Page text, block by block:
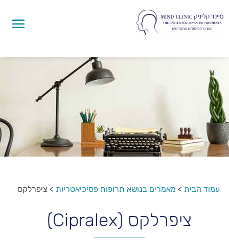
עמוד הבית > מאמרים בנושא תרופות פסיכיאטריות > ציפרלקס
ציפרלקס (Cipralex)